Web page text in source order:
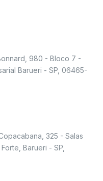
980 - Bloco 7 -
Barueri - SP, 06465-
325 - Salas
Barueri - SP,